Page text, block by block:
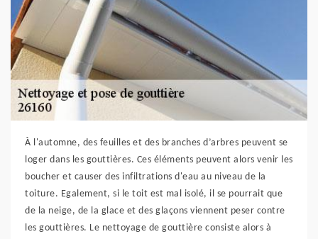
À l'automne, des feuilles et des branches d’arbres peuvent se
loger dans les gouttières. Ces éléments peuvent alors venir les
boucher et causer des infiltrations d'eau au niveau de la
toiture. Egalement, si le toit est mal isolé, il se pourrait que
de la neige, de la glace et des glaçons viennent peser contre
les gouttières. Le nettoyage de gouttière consiste alors à